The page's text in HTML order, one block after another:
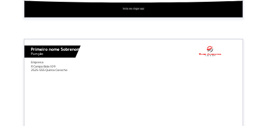
Insira seu slogan aqui
Função
Empresa
R Campo Bola 109
2525-555 Quinta Carocho
Primeiro nome Sobrenome
Nome da empresa
Linha de base